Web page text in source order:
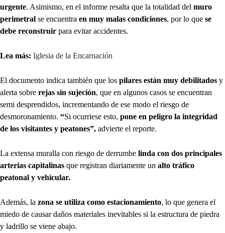
urgente. Asimismo, en el informe resalta que la totalidad del muro
perimetral se encuentra en muy malas condiciones, por lo que se
debe reconstruir para evitar accidentes.
Lea más: Iglesia de la Encarnación
El documento indica también que los pilares están muy debilitados y
alerta sobre rejas sin sujeción, que en algunos casos se encuentran
semi desprendidos, incrementando de ese modo el riesgo de
desmoronamiento. “Si ocurriese esto, pone en peligro la integridad
de los visitantes y peatones”, advierte el reporte.
La extensa muralla con riesgo de derrumbe linda con dos principales
arterias capitalinas que registran diariamente un alto tráfico
peatonal y vehicular.
Además, la zona se utiliza como estacionamiento, lo que genera el
miedo de causar daños materiales inevitables si la estructura de piedra
y ladrillo se viene abajo.